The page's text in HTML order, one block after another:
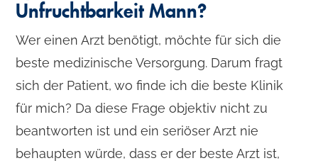
Unfruchtbarkeit Mann?
Wer einen Arzt benötigt, möchte für sich die
beste medizinische Versorgung. Darum fragt
sich der Patient, wo finde ich die beste Klinik
für mich? Da diese Frage objektiv nicht zu
beantworten ist und ein seriöser Arzt nie
behaupten würde, dass er der beste Arzt ist,